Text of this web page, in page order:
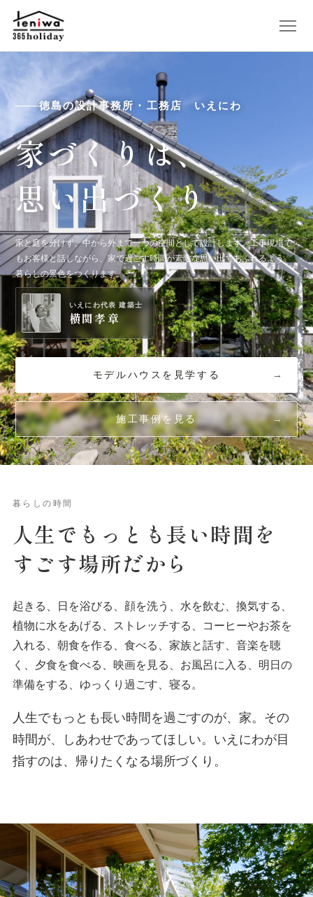
徳島の設計事務所・工務店 いえにわ
家づくりは、
思い出づくり
家と庭を分けず、中から外まで一つの空間として設計します。工事現場で
もお客様と話しながら、家で過ごす時間が素敵な思い出であふれるよう、
暮らしの景色をつくります。
いえにわ代表 建築士
横関孝章
モデルハウスを見学する
施工事例を見る
暮らしの時間
人生でもっとも 長い時間を
すごす場所だから
起きる、日を浴びる、顔を洗う、水を飲む、換気する、
植物に水をあげる、ストレッチする、コーヒーやお茶を
入れる、朝食を作る、食べる、家族と話す、音楽を聴
く、夕食を食べる、映画を見る、お風呂に入る、明日の
準備をする、ゆっくり過ごす、寝る。
人生でもっとも長い時間を過ごすのが、家。その
時間が、しあわせであってほしい。いえにわが目
指すのは、帰りたくなる場所づくり。